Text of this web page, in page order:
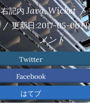
右記内Java,Wicket /
/ 更新日:2017-05-06( 9
メント
Twitter
Facebook
はてブ